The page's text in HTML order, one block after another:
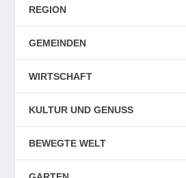
REGION
GEMEINDEN
WIRTSCHAFT
KULTUR UND GENUSS
BEWEGTE WELT